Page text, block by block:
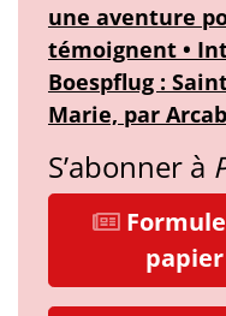
une aventure
témoignent •
Boespflug :
Marie, par
S’abonner à